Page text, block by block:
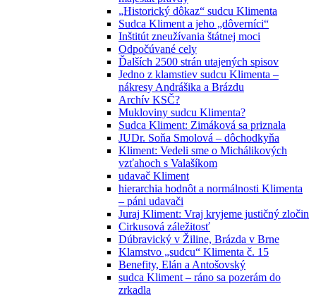
„Historický dôkaz“ sudcu Klimenta
Sudca Kliment a jeho „dôverníci“
Inštitút zneužívania štátnej moci
Odpočúvané cely
Ďalších 2500 strán utajených spisov
Jedno z klamstiev sudcu Klimenta –
nákresy Andrášika a Brázdu
Archív KSČ?
Mukloviny sudcu Klimenta?
Sudca Kliment: Zimáková sa priznala
JUDr. Soňa Smolová – dôchodkyňa
Kliment: Vedeli sme o Michálikových
vzťahoch s Valašíkom
udavač Kliment
hierarchia hodnôt a normálnosti Klimenta
– páni udavači
Juraj Kliment: Vraj kryjeme justičný zločin
Cirkusová záležitosť
Dúbravický v Žiline, Brázda v Brne
Klamstvo „sudcu“ Klimenta č. 15
Benefity, Elán a Antošovský
sudca Kliment – ráno sa pozerám do
zrkadla